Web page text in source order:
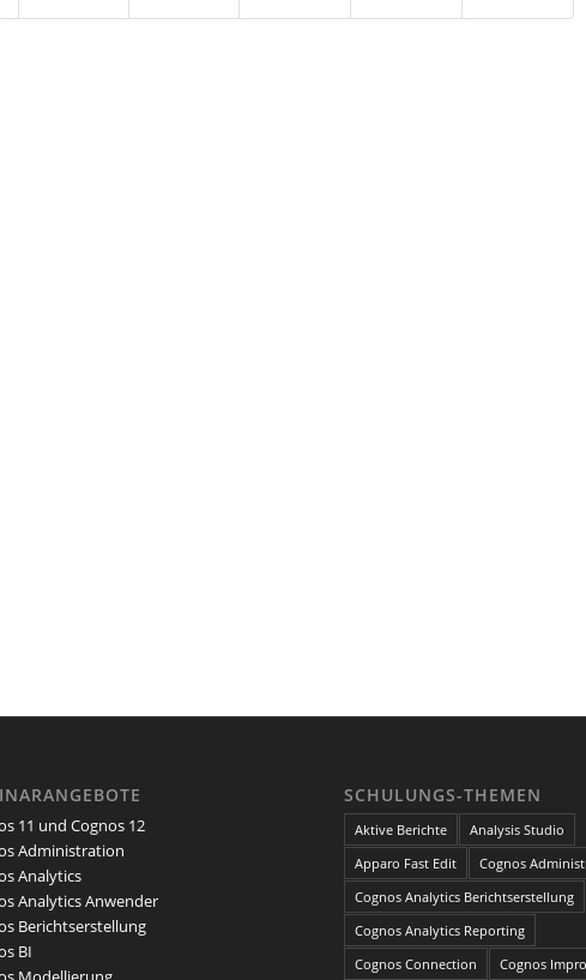
11 und Cognos 12
Administration
Analytics
Analytics Anwender
Berichtserstellung
BI
SCHULUNGS-THEMEN
Aktive Berichte
Analysis Studio
Apparo Fast Edit
Cognos
Cognos Analytics Berichtserstellung
Cognos Analytics Reporting
Cognos Connection
Cognos